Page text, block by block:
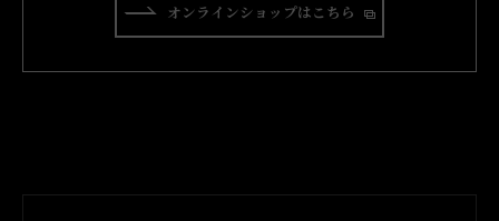
オンラインショップはこちら